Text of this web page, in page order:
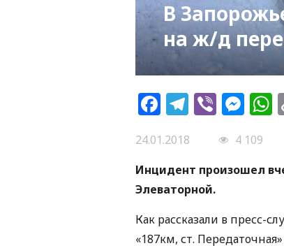
В
на ж/д
Facebook
Viber
24.01.2018
4 109
Инцидент произошел
Элеваторной.
Как рассказали в пресс-
«187км, ст.